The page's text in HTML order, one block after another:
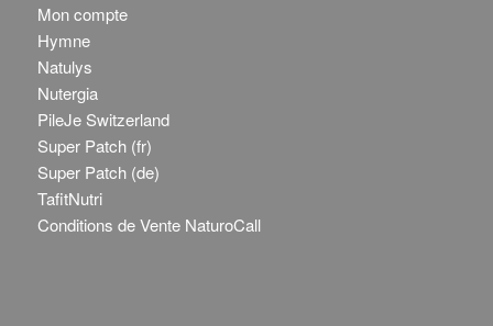
Mon compte
Hymne
Natulys
Nutergia
PileJe Switzerland
Super Patch (fr)
Super Patch (de)
TafitNutri
Conditions de Vente NaturoCall